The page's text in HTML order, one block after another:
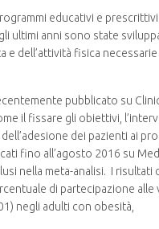
educativi e
ultimi anni sono state
e dell’attività fisica
pubblicato su
il fissare gli obiettivi,
dei pazienti ai
fino all’agosto 2016 su
nella meta-analisi. I
di partecipazione alle
negli adulti con obesità,